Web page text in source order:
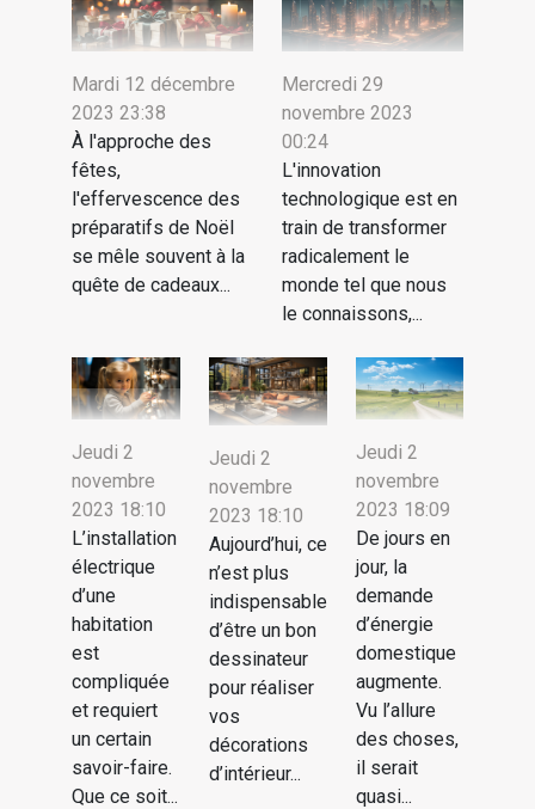
Mardi 12 décembre
2023 23:38
À l'approche des
fêtes,
l'effervescence des
préparatifs de Noël
se mêle souvent à la
quête de cadeaux...
Mercredi 29
novembre 2023
00:24
L'innovation
technologique est en
train de transformer
radicalement le
monde tel que nous
le connaissons,...
Jeudi 2
novembre
2023 18:10
L’installation
électrique
d’une
habitation
est
compliquée
et requiert
un certain
savoir-faire.
Que ce soit...
Jeudi 2
novembre
2023 18:10
Aujourd’hui, ce
n’est plus
indispensable
d’être un bon
dessinateur
pour réaliser
vos
décorations
d’intérieur...
Jeudi 2
novembre
2023 18:09
De jours en
jour, la
demande
d’énergie
domestique
augmente.
Vu l’allure
des choses,
il serait
quasi...